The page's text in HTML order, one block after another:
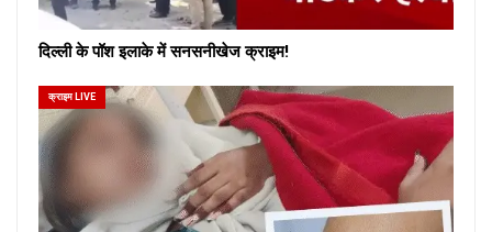
दिल्ली के पॉश इलाके में सनसनीखेज क्राइम!
क्राइम LIVE